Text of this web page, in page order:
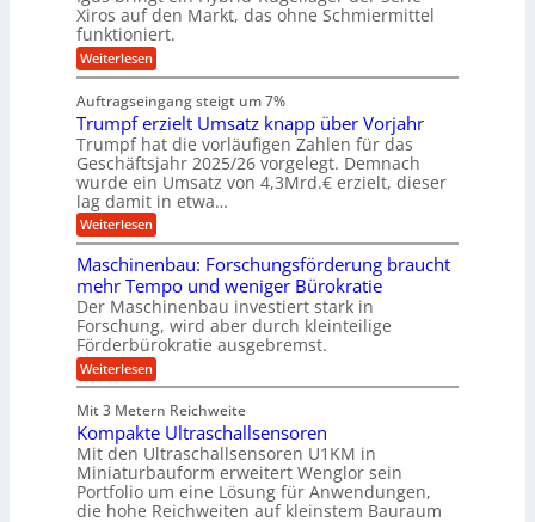
g
e
n
g
u
n
g
e
a
s
c
h
i
e
n
b
a
u
r
e
i
s
a
u
s
c
h
i
e
e
n
f
ü
h
r
u
n
g
e
n
B
S
C
L
w
e
i
t
e
r
e
n
t
w
Xiros auf den Markt, das ohne Schmiermittel
funktioniert.
Weiterlesen:
W
r
t
u
n
g
s
r
e
e
s
H
y
b
r
i
d
-
u
g
e
l
Auftragseingang steigt um 7%
Trumpf erzielt Umsatz knapp über Vorjahr
Trumpf hat die vorläufigen Zahlen für das
Geschäftsjahr 2025/26 vorgelegt. Demnach
wurde ein Umsatz von 4,3Mrd.€ erzielt, dieser
lag damit in etwa…
Weiterlesen:
T
u
m
p
f
e
r
z
i
e
t
U
m
s
a
Maschinenbau: Forschungsförderung braucht
mehr Tempo und weniger Bürokratie
Der Maschinenbau investiert stark in
Forschung, wird aber durch kleinteilige
Förderbürokratie ausgebremst.
Weiterlesen:
M
s
c
h
i
n
e
n
Mit 3 Metern Reichweite
Kompakte Ultraschallsensoren
Mit den Ultraschallsensoren U1KM in
Miniaturbauform erweitert Wenglor sein
Portfolio um eine Lösung für Anwendungen,
die hohe Reichweiten auf kleinstem Bauraum